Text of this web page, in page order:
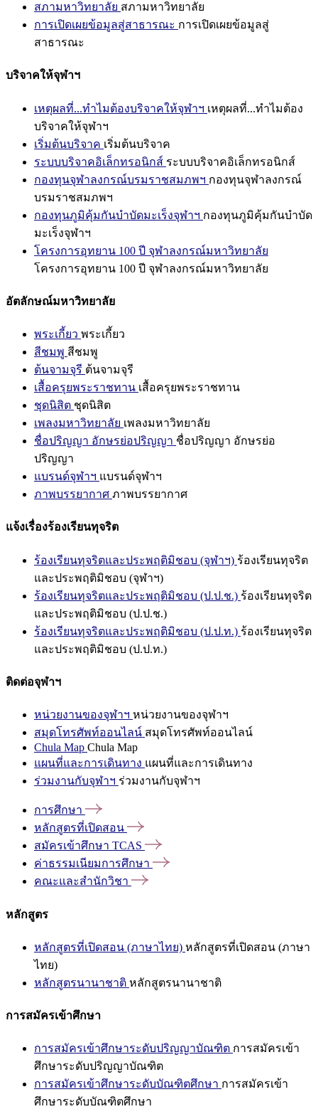
สภามหาวิทยาลัย สภามหาวิทยาลัย
การเปิดเผยข้อมูลสู่สาธารณะ การเปิดเผยข้อมูลสู่
สาธารณะ
บริจาคให้จุฬาฯ
เหตุผลที่...ทำไมต้องบริจาคให้จุฬาฯ เหตุผลที่...ทำไมต้อง
บริจาคให้จุฬาฯ
เริ่มต้นบริจาค เริ่มต้นบริจาค
ระบบบริจาคอิเล็กทรอนิกส์ ระบบบริจาคอิเล็กทรอนิกส์
กองทุนจุฬาลงกรณ์บรมราชสมภพฯ กองทุนจุฬาลงกรณ์
บรมราชสมภพฯ
กองทุนภูมิคุ้มกันบำบัดมะเร็งจุฬาฯ กองทุนภูมิคุ้มกันบำบัด
มะเร็งจุฬาฯ
โครงการอุทยาน 100 ปี จุฬาลงกรณ์มหาวิทยาลัย
โครงการอุทยาน 100 ปี จุฬาลงกรณ์มหาวิทยาลัย
อัตลักษณ์มหาวิทยาลัย
พระเกี้ยว พระเกี้ยว
สีชมพู สีชมพู
ต้นจามจุรี ต้นจามจุรี
เสื้อครุยพระราชทาน เสื้อครุยพระราชทาน
ชุดนิสิต ชุดนิสิต
เพลงมหาวิทยาลัย เพลงมหาวิทยาลัย
ชื่อปริญญา อักษรย่อปริญญา ชื่อปริญญา อักษรย่อ
ปริญญา
แบรนด์จุฬาฯ แบรนด์จุฬาฯ
ภาพบรรยากาศ ภาพบรรยากาศ
แจ้งเรื่องร้องเรียนทุจริต
ร้องเรียนทุจริตและประพฤติมิชอบ (จุฬาฯ) ร้องเรียนทุจริต
และประพฤติมิชอบ (จุฬาฯ)
ร้องเรียนทุจริตและประพฤติมิชอบ (ป.ป.ช.) ร้องเรียนทุจริต
และประพฤติมิชอบ (ป.ป.ช.)
ร้องเรียนทุจริตและประพฤติมิชอบ (ป.ป.ท.) ร้องเรียนทุจริต
และประพฤติมิชอบ (ป.ป.ท.)
ติดต่อจุฬาฯ
หน่วยงานของจุฬาฯ หน่วยงานของจุฬาฯ
สมุดโทรศัพท์ออนไลน์ สมุดโทรศัพท์ออนไลน์
Chula Map Chula Map
แผนที่และการเดินทาง แผนที่และการเดินทาง
ร่วมงานกับจุฬาฯ ร่วมงานกับจุฬาฯ
การศึกษา
หลักสูตรที่เปิดสอน
สมัครเข้าศึกษา TCAS
ค่าธรรมเนียมการศึกษา
คณะและสำนักวิชา
หลักสูตร
หลักสูตรที่เปิดสอน (ภาษาไทย) หลักสูตรที่เปิดสอน (ภาษา
ไทย)
หลักสูตรนานาชาติ หลักสูตรนานาชาติ
การสมัครเข้าศึกษา
การสมัครเข้าศึกษาระดับปริญญาบัณฑิต การสมัครเข้า
ศึกษาระดับปริญญาบัณฑิต
การสมัครเข้าศึกษาระดับบัณฑิตศึกษา การสมัครเข้า
ศึกษาระดับบัณฑิตศึกษา